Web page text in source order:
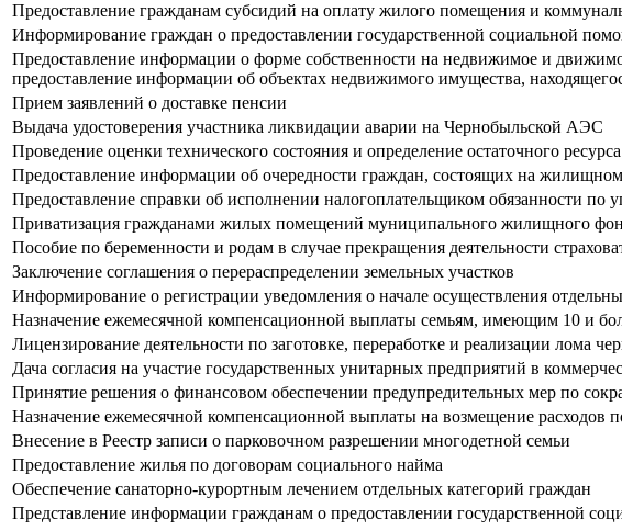
Предоставление гражданам субсидий на оплату жилого помещения и
Информирование граждан о предоставлении государственной социальной
Предоставление информации о форме собственности на недвижимое и
предоставление информации об объектах недвижимого имущества,
Прием заявлений о доставке пенсии
Выдача удостоверения участника ликвидации аварии на Чернобыльской АЭС
Проведение оценки технического состояния и определение остаточного
Предоставление информации об очередности граждан, состоящих на
Предоставление справки об исполнении налогоплательщиком обязанности по
Приватизация гражданами жилых помещений муниципального жилищного
Пособие по беременности и родам в случае прекращения деятельности
Заключение соглашения о перераспределении земельных участков
Информирование о регистрации уведомления о начале осуществления
Назначение ежемесячной компенсационной выплаты семьям, имеющим 10 и
Лицензирование деятельности по заготовке, переработке и реализации лома
Дача согласия на участие государственных унитарных предприятий в
Принятие решения о финансовом обеспечении предупредительных мер по
Назначение ежемесячной компенсационной выплаты на возмещение
Внесение в Реестр записи о парковочном разрешении многодетной семьи
Предоставление жилья по договорам социального найма
Обеспечение санаторно-курортным лечением отдельных категорий граждан
Представление информации гражданам о предоставлении государственной